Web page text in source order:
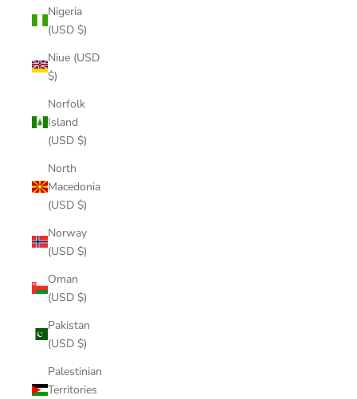
Nigeria
(USD $)
Niue (USD
$)
Norfolk
Island
(USD $)
North
Macedonia
(USD $)
Norway
(USD $)
Oman
(USD $)
Pakistan
(USD $)
Palestinian
Territories